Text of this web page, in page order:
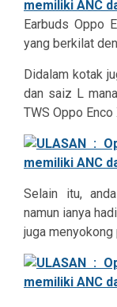
Earbuds Oppo
yang berkilat
Didalam kotak
dan saiz L
TWS Oppo Enco
Selain itu,
namun ianya
juga menyokong